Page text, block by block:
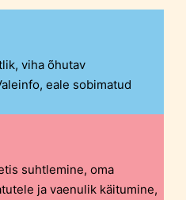
viha õhutav
eale sobimatud
suhtlemine, oma
ja vaenulik käitumine,